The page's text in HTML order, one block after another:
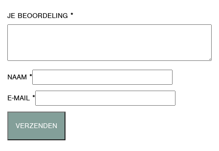
JE BEOORDELING *
NAAM *
E-MAIL *